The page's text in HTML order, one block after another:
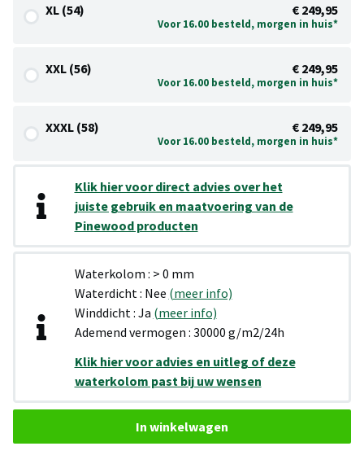
XL (54) € 249,95
Voor 16.00 besteld, morgen in huis*
XXL (56) € 249,95
Voor 16.00 besteld, morgen in huis*
XXXL (58) € 249,95
Voor 16.00 besteld, morgen in huis*
Klik hier voor direct advies over het
juiste gebruik en maatvoering van de
Pinewood producten
Waterkolom : > 0 mm
Waterdicht : Nee (meer info)
Winddicht : Ja (meer info)
Ademend vermogen : 30000 g/m2/24h
Klik hier voor advies en uitleg of deze
waterkolom past bij uw wensen
In winkelwagen